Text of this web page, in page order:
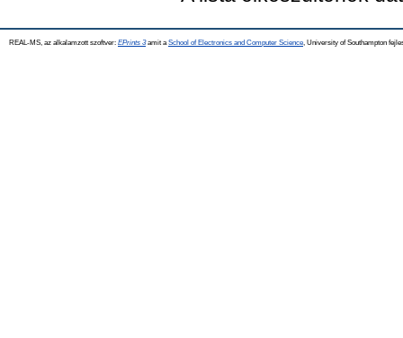
REAL-MS, az alkalamzott szoftver: EPrints 3amit a School of Electronics and Computer Science , University of Southampton